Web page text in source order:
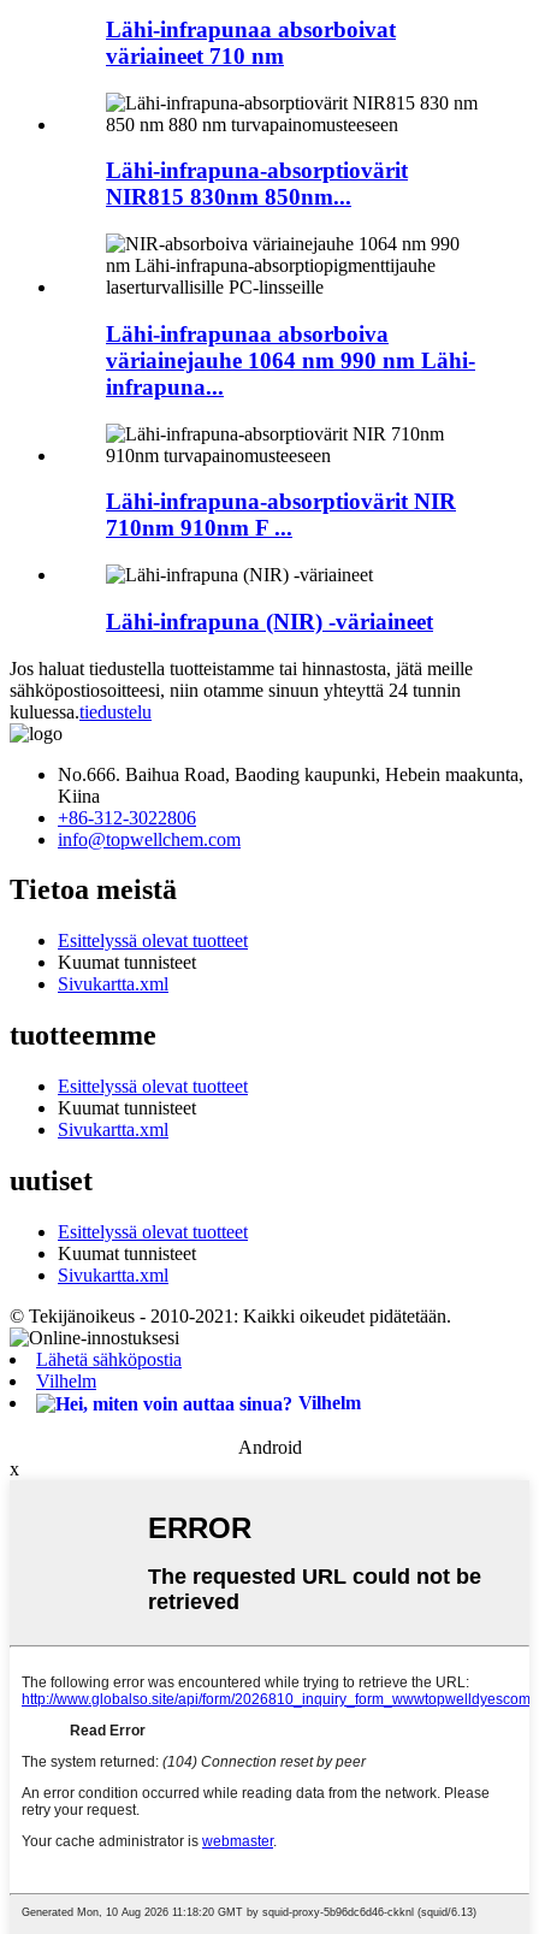
Lähi-infrapunaa absorboivat
väriaineet 710 nm
Lähi-infrapuna-absorptiovärit
NIR815 830nm 850nm...
Lähi-infrapunaa absorboiva
väriainejauhe 1064 nm 990 nm Lähi-
infrapuna...
Lähi-infrapuna-absorptiovärit NIR
710nm 910nm F ...
Lähi-infrapuna (NIR) -väriaineet
Jos haluat tiedustella tuotteistamme tai hinnastosta, jätä meille
sähköpostiosoitteesi, niin otamme sinuun yhteyttä 24 tunnin
kuluessa.tiedustelu
No.666. Baihua Road, Baoding kaupunki, Hebein maakunta,
Kiina
+86-312-3022806
info@topwellchem.com
Tietoa meistä
Esittelyssä olevat tuotteet
Kuumat tunnisteet
Sivukartta.xml
tuotteemme
Esittelyssä olevat tuotteet
Kuumat tunnisteet
Sivukartta.xml
uutiset
Esittelyssä olevat tuotteet
Kuumat tunnisteet
Sivukartta.xml
© Tekijänoikeus - 2010-2021: Kaikki oikeudet pidätetään.
Lähetä sähköpostia
Vilhelm
Vilhelm
Android
x